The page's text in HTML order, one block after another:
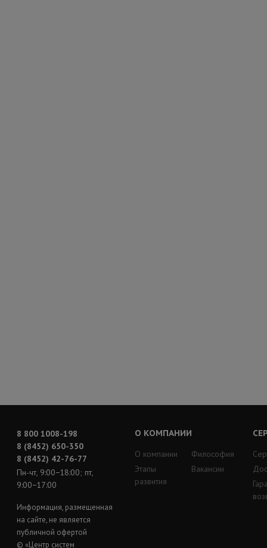
8 800 1008-198
8 (8452) 650-350
8 (8452) 42-76-77
Пн-чт, 9:00−18:00; пт,
9:00−17:00
Информация, размещенная
на сайте, не является
публичной офертой
© «Центр систем
О КОМПАНИИ
О компании
Этапы
развития
Философия
Вакансии